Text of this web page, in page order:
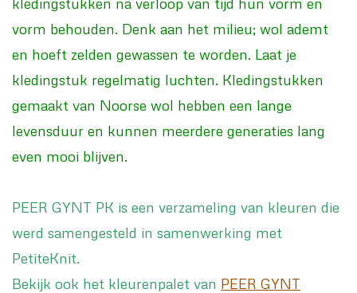
vorm behouden. Denk aan het milieu; wol ademt
en hoeft zelden gewassen te worden. Laat je
kledingstuk regelmatig luchten. Kledingstukken
gemaakt van Noorse wol hebben een lange
levensduur en kunnen meerdere generaties lang
even mooi blijven.
PEER GYNT PK is een verzameling van kleuren die
werd samengesteld in samenwerking met
PetiteKnit.
Bekijk ook het kleurenpalet van PEER GYNT